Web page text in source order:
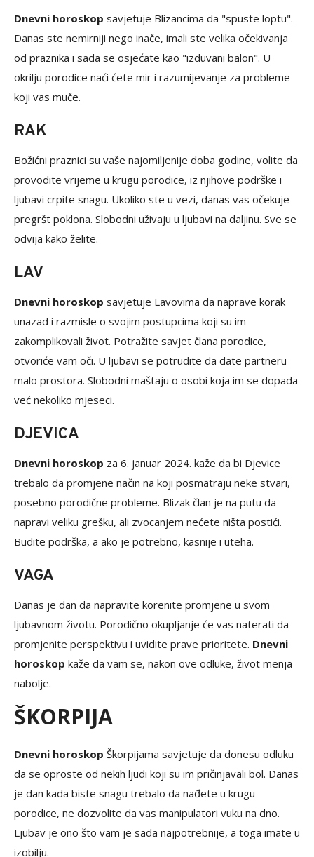
Dnevni horoskop savjetuje Blizancima da "spuste loptu".
Danas ste nemirniji nego inače, imali ste velika očekivanja
od praznika i sada se osjećate kao "izduvani balon". U
okrilju porodice naći ćete mir i razumijevanje za probleme
koji vas muče.
RAK
Božićni praznici su vaše najomiljenije doba godine, volite da
provodite vrijeme u krugu porodice, iz njihove podrške i
ljubavi crpite snagu. Ukoliko ste u vezi, danas vas očekuje
pregršt poklona. Slobodni uživaju u ljubavi na daljinu. Sve se
odvija kako želite.
LAV
Dnevni horoskop savjetuje Lavovima da naprave korak
unazad i razmisle o svojim postupcima koji su im
zakomplikovali život. Potražite savjet člana porodice,
otvoriće vam oči. U ljubavi se potrudite da date partneru
malo prostora. Slobodni maštaju o osobi koja im se dopada
već nekoliko mjeseci.
DJEVICA
Dnevni horoskop za 6. januar 2024. kaže da bi Djevice
trebalo da promjene način na koji posmatraju neke stvari,
posebno porodične probleme. Blizak član je na putu da
napravi veliku grešku, ali zvocanjem nećete ništa postići.
Budite podrška, a ako je potrebno, kasnije i uteha.
VAGA
Danas je dan da napravite korenite promjene u svom
ljubavnom životu. Porodično okupljanje će vas naterati da
promjenite perspektivu i uvidite prave prioritete. Dnevni
horoskop kaže da vam se, nakon ove odluke, život menja
nabolje.
ŠKORPIJA
Dnevni horoskop Škorpijama savjetuje da donesu odluku
da se oproste od nekih ljudi koji su im pričinjavali bol. Danas
je dan kada biste snagu trebalo da nađete u krugu
porodice, ne dozvolite da vas manipulatori vuku na dno.
Ljubav je ono što vam je sada najpotrebnije, a toga imate u
izobilju.